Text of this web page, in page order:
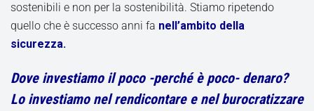
sostenibili e non per la sostenibilità. Stiamo ripetendo
quello che è successo anni fa nell’ambito della
sicurezza.
Dove investiamo il poco -perché è poco- denaro?
Lo investiamo nel rendicontare e nel burocratizzare